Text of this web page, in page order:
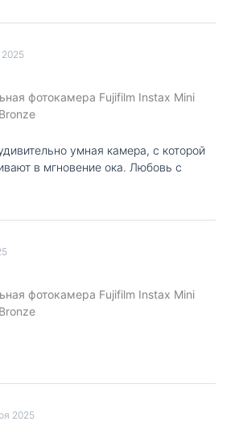
2025
фотокамера Fujifilm Instax Mini
умная камера, с которой
в мгновение ока. Любовь с
фотокамера Fujifilm Instax Mini
2025